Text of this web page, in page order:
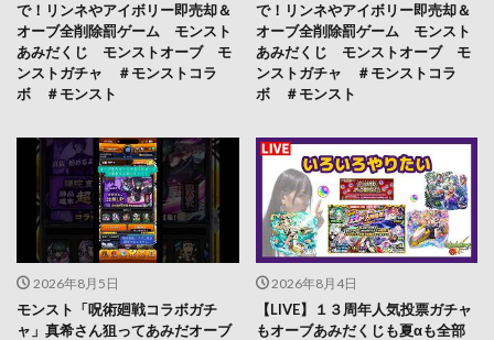
で！リンネやアイボリー即売却＆
オーブ全削除罰ゲーム モンスト
あみだくじ モンストオーブ モ
ンストガチャ ＃モンストコラ
ボ ＃モンスト
で！リンネやアイボリー即売却＆
オーブ全削除罰ゲーム モンスト
あみだくじ モンストオーブ モ
ンストガチャ ＃モンストコラ
ボ ＃モンスト
2026年8月5日
モンスト「呪術廻戦コラボガチ
ャ」真希さん狙ってあみだオーブ
2026年8月4日
【LIVE】１３周年人気投票ガチャ
もオーブあみだくじも夏αも全部